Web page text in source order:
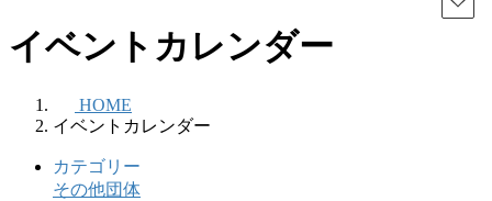
プ
動
イベントカレンダー
HOME
イベントカレンダー
カテゴリー
その他団体